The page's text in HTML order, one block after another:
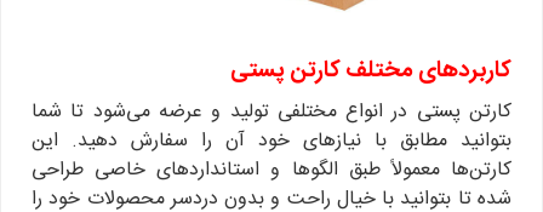
کاربردهای مختلف کارتن پستی
کارتن پستی در انواع مختلفی تولید و عرضه می‌شود تا شما
بتوانید مطابق با نیازهای خود آن‌ را سفارش دهید. این
کارتن‌ها معمولاً طبق الگوها و استانداردهای خاصی طراحی
شده تا بتوانید با خیال راحت و بدون دردسر محصولات خود را